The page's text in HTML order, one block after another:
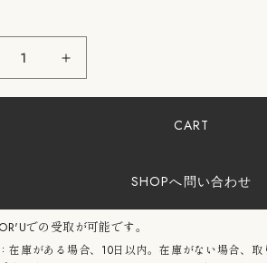
：
&amp;Tradition：
Flowerpot
VP9
シ
ョ
ン
CART
SHOPへ問い合わせ
での受取が可能です。
在庫がある場合、10日以内。在庫がない場合、